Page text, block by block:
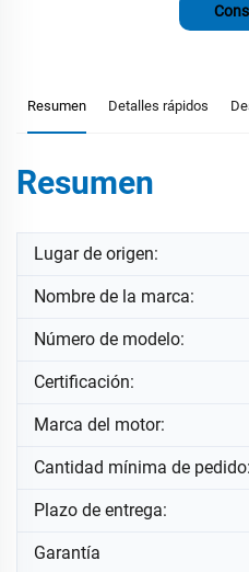
Resumen Detalles rápidos
Resumen
Lugar de origen:
Nombre de la marca:
Número de modelo:
Certificación:
Marca del motor:
Cantidad mínima de pedido:
Plazo de entrega:
Garantía